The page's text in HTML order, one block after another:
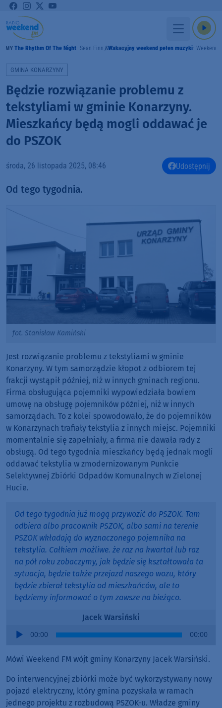
The Rhythm Of The Night Sean Finn & CoronaWakacyjny weekend pełen muzyki Weekend
GMINA KONARZYNY
Będzie rozwiązanie problemu z
tekstyliami w gminie Konarzyny.
Mieszkańcy będą mogli oddawać je
do PSZOK
środa, 26 listopada 2025, 08:46 Udostępnij
Od tego tygodnia.
fot. Stanisław Kamiński
Jest rozwiązanie problemu z tekstyliami w gminie
Konarzyny. W tym samorządzie kłopot z odbiorem tej
frakcji wystąpił później, niż w innych gminach regionu.
Firma obsługująca pojemniki wypowiedziała bowiem
umowę na obsługę pojemników później, niż w innych
samorządach. To z kolei spowodowało, że do pojemników
w Konarzynach trafiały tekstylia z innych miejsc. Pojemniki
momentalnie się zapełniały, a firma nie dawała rady z
obsługą. Od tego tygodnia mieszkańcy będą jednak mogli
oddawać tekstylia w zmodernizowanym Punkcie
Selektywnej Zbiórki Odpadów Komunalnych w Zielonej
Hucie.
Od tego tygodnia już mogą przywozić do PSZOK. Tam
odbiera albo pracownik PSZOK, albo sami na terenie
PSZOK wkładają do wyznaczonego pojemnika na
tekstylia. Całkiem możliwe. że raz na kwartał lub raz
na pół roku zobaczymy, jak będzie się kształtowała ta
sytuacja, będzie także przejazd naszego wozu, który
będzie zbierał tekstylia od mieszkańców, ale to
będziemy informować o tym zawsze na bieżąco.
Jacek Warsiński
Audio
00:00 00:00
Mówi Weekend FM wójt gminy Konarzyny Jacek Warsiński.
Do interwencyjnej zbiórki może być wykorzystywany nowy
pojazd elektryczny, który gmina pozyskała w ramach
jednego projektu z rozbudową PSZOK-u. Władze gminy